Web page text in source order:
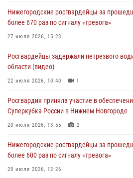
Нижегородские росгвардейцы за
более 670 раз по сигналу «тревога»
27 июля 2026, 15:23
Росгвардейцы задержали нетрезвого
области (видео)
22 июля 2026, 10:40 1
Росгвардия приняла участие в
Суперкубка России в Нижнем Новгороде
20 июля 2026, 13:55 2
Нижегородские росгвардейцы за
более 600 раз по сигналу «тревога»
20 июля 2026, 12:26